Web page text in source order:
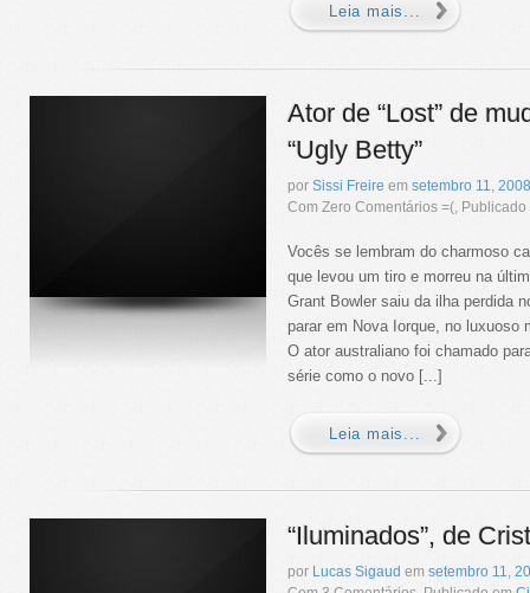
Leia mais...
Ator de “Lost” de
“Ugly Betty”
por Sissi Freire em setembro 11
2008
Com Zero Comentários =(,
Vocês se lembram do charmoso
que levou um tiro e morreu na
Grant Bowler saiu da ilha perdida
parar em Nova Iorque, no luxuoso
O ator australiano foi chamado
série como o novo [...]
Leia mais...
“Iluminados”, de
por Lucas Sigaud em setembro 11,